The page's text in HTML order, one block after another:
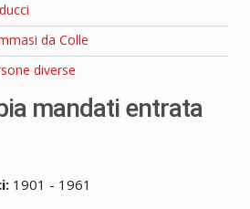
da Colle
diverse
mandati entrata
1901 - 1961